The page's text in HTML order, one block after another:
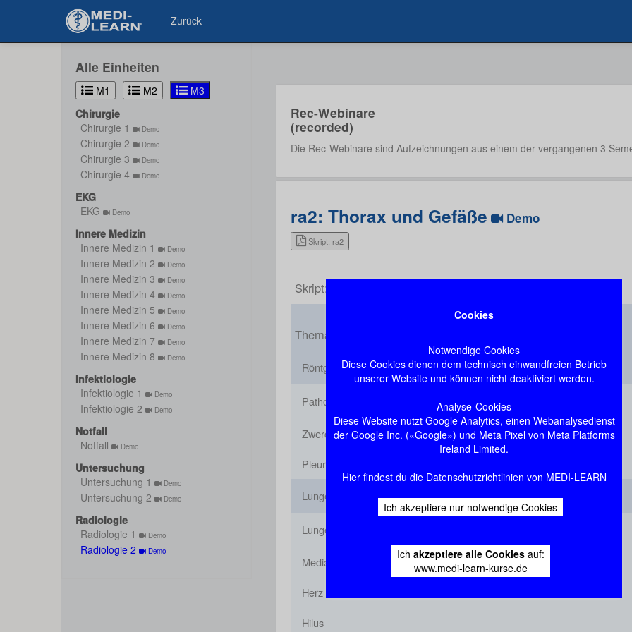
Cookies
Notwendige Cookies
Diese Cookies dienen dem technisch einwandfreien Betrieb
unserer Website und können nicht deaktiviert werden.
Analyse-Cookies
Diese Website nutzt Google Analytics, einen Webanalysedienst
der Google Inc. («Google») und Meta Pixel von Meta Platforms
Ireland Limited.
Hier findest du die Datenschutzrichtlinien von MEDI-LEARN
Ich akzeptiere nur notwendige Cookies
Ich akzeptiere alle Cookies auf:
www.medi-learn-kurse.de
Zurück
Alle Einheiten
M1 M2
M3
Chirurgie
Chirurgie 1
Demo
Chirurgie 2 Demo
Chirurgie 3 Demo
Chirurgie 4 Demo
EKG
EKG
Demo
Innere Medizin
Innere Medizin 1
Demo
Innere Medizin 2 Demo
Innere Medizin 3 Demo
Innere Medizin 4 Demo
Innere Medizin 5 Demo
Innere Medizin 6 Demo
Innere Medizin 7 Demo
Innere Medizin 8 Demo
Infektiologie
Infektiologie 1
Demo
Infektiologie 2 Demo
Notfall
Notfall
Demo
Untersuchung
Untersuchung 1
Demo
Untersuchung 2 Demo
Radiologie
Radiologie 1
Demo
Radiologie 2 Demo
Rec-Webinare
(recorded)
Die Rec-Webinare sind Aufzeichnungen aus einem der vergangenen 3
ra2: Thorax und Gefäße Demo
Skript: ra2
Skript: ra2
Thema: Thorax-Diagnostik
Röntgen-Thorax
Pathologien
Zwerchfell/Diaphragma
Pleura
Lungen
Lungen
Mediastinum
Herz
Hilus